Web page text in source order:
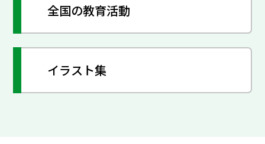
全国の教育活動
イラスト集